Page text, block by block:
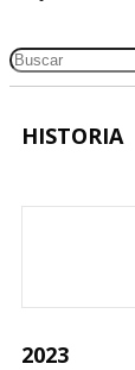
HISTORIA
2023